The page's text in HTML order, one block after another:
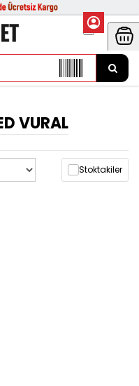
VURAL
Stoktakiler